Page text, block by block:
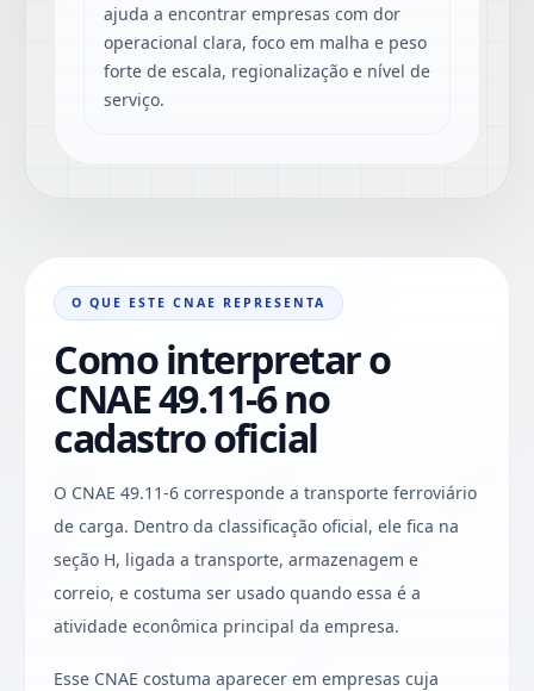
ajuda a encontrar empresas com dor
operacional clara, foco em malha e peso
forte de escala, regionalização e nível de
serviço.
O QUE ESTE CNAE REPRESENTA
Como interpretar o
CNAE 49.11-6 no
cadastro oficial
O CNAE 49.11-6 corresponde a transporte ferroviário
de carga. Dentro da classificação oficial, ele fica na
seção H, ligada a transporte, armazenagem e
correio, e costuma ser usado quando essa é a
atividade econômica principal da empresa.
Esse CNAE costuma aparecer em empresas cuja